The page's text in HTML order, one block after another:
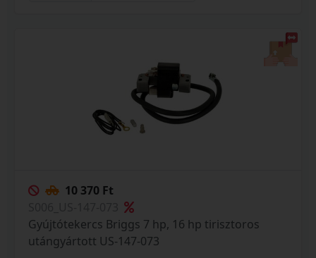
10 370 Ft
Gyújtótekercs Briggs 7 hp, 16 hp tirisztoros
utángyártott US-147-073